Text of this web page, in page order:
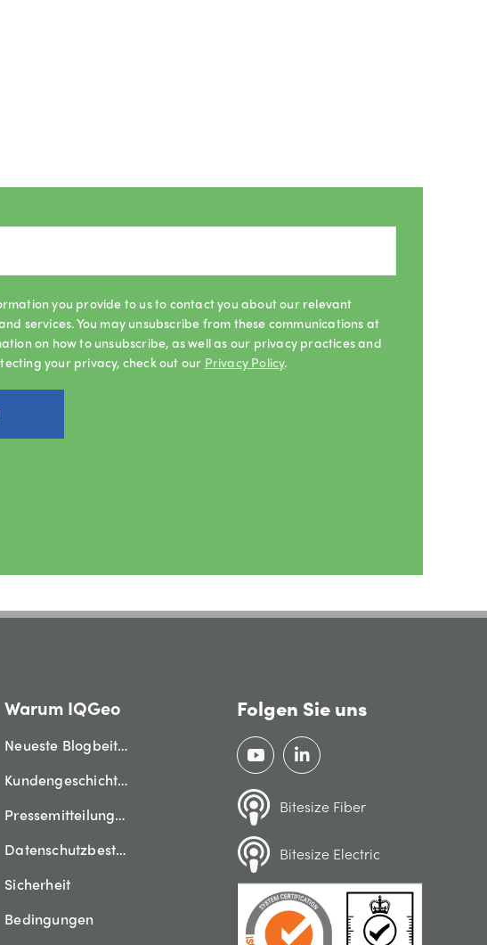
you provide to us to contact you about our relevant
services. You may unsubscribe from these communications at
on how to unsubscribe, as well as our privacy practices and
your privacy, check out our Privacy Policy.
Warum IQGeo
Neueste Blogbeiträge
Kundengeschichten
Pressemitteilungen
Datenschutzbestimmungen
Sicherheit
Bedingungen
Folgen Sie uns
Bitesize Fiber
Bitesize Electric